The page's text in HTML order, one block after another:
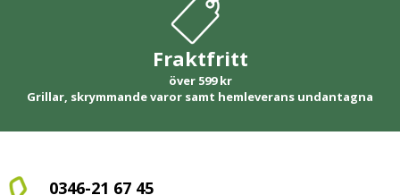
Fraktfritt
över 599 kr
Grillar, skrymmande varor samt hemleverans undantagna
0346-21 67 45